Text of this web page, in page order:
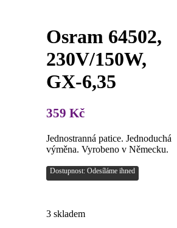
Osram 64502,
230V/150W,
GX-6,35
359 Kč
Jednostranná patice. Jednoduchá
výměna. Vyrobeno v Německu.
Dostupnost: Odesíláme ihned
3 skladem